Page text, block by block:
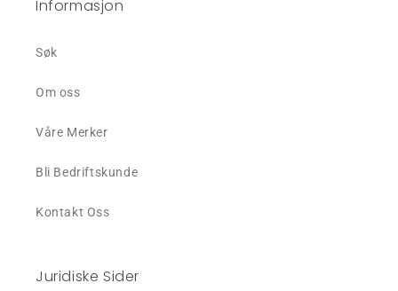
Informasjon
Søk
Om oss
Våre Merker
Bli Bedriftskunde
Kontakt Oss
Juridiske Sider